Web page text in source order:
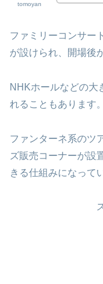
tomoyan
ファミリーコンサー
が設けられ、開場後
NHKホールなどの大
れることもあります。
ファンターネ系のツ
ズ販売コーナーが設
きる仕組みになって